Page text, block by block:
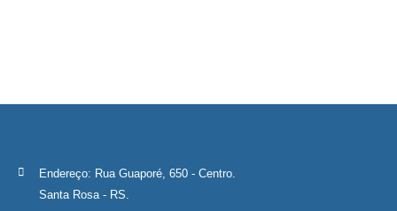
Endereço: Rua Guaporé, 650 - Centro.
Santa Rosa - RS.